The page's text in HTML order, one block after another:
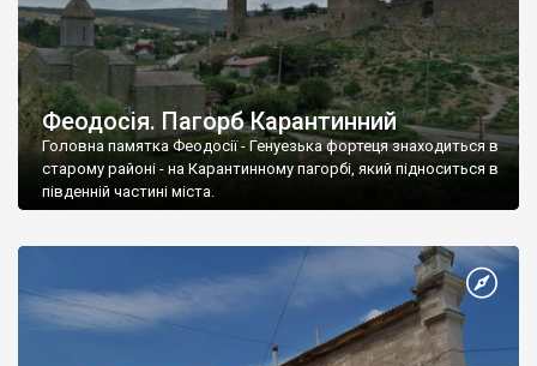
Феодосія. Пагорб Карантинний
Головна памятка Феодосії - Генуезька фортеця знаходиться в
старому районі - на Карантинному пагорбі, який підноситься в
південній частині міста.